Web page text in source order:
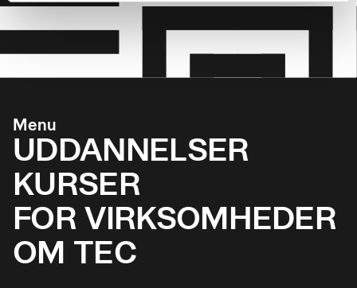
Menu
UDDANNELSER
KURSER
FOR VIRKSOMHEDER
OM TEC